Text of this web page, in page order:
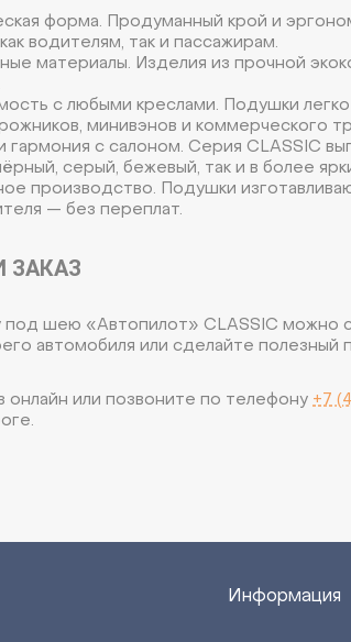
форма. Продуманный крой и
водителям, так и пассажирам.
материалы. Изделия из прочной
с любыми креслами. Подушки легко
минивэнов и коммерческого
гармония с салоном. Серия CLASSIC
серый, бежевый, так и в более
производство. Подушки
— без переплат.
ЗАКАЗ
под шею «Автопилот» CLASSIC можно
автомобиля или сделайте полезный
онлайн или позвоните по телефону +7
Информация